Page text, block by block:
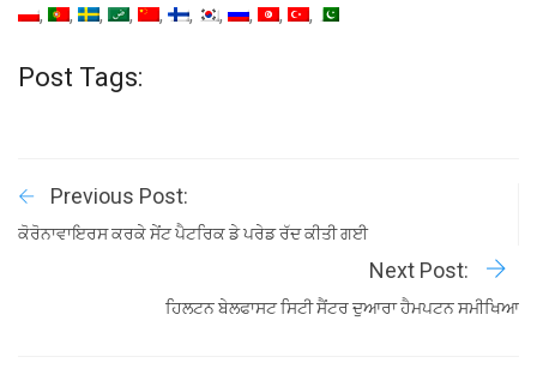
Post Tags:
Previous Post:
ਕੋਰੋਨਾਵਾਇਰਸ ਕਰਕੇ ਸੇਂਟ ਪੈਟਰਿਕ ਡੇ ਪਰੇਡ ਰੱਦ ਕੀਤੀ ਗਈ
Next Post:
ਹਿਲਟਨ ਬੇਲਫਾਸਟ ਸਿਟੀ ਸੈਂਟਰ ਦੁਆਰਾ ਹੈਮਪਟਨ ਸਮੀਖਿਆ